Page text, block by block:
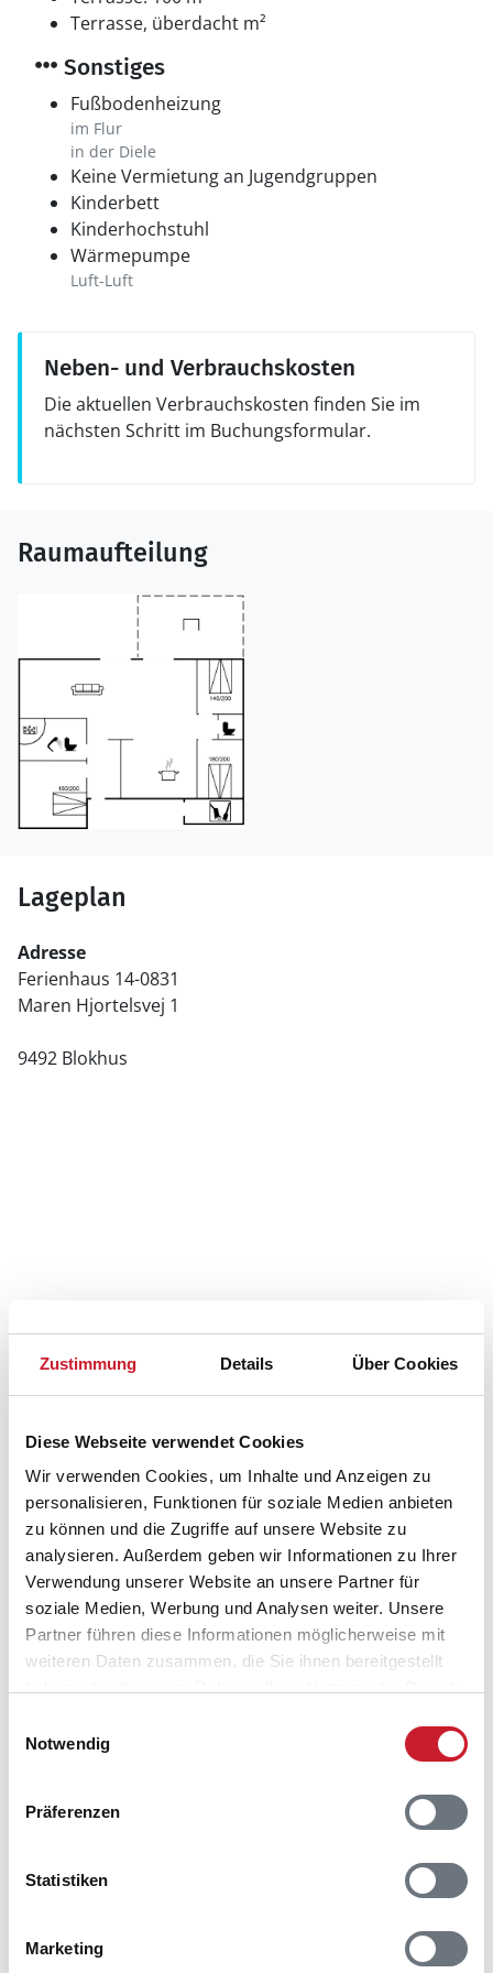
Zustimmung Details Über Cookies
Diese Webseite verwendet Cookies
Wir verwenden Cookies, um Inhalte und Anzeigen zu
personalisieren, Funktionen für soziale Medien anbieten
zu können und die Zugriffe auf unsere Website zu
analysieren. Außerdem geben wir Informationen zu Ihrer
Verwendung unserer Website an unsere Partner für
soziale Medien, Werbung und Analysen weiter. Unsere
Partner führen diese Informationen möglicherweise mit
weiteren Daten zusammen, die Sie ihnen bereitgestellt
Notwendig
Präferenzen
Statistiken
Marketing
Terrasse, überdacht m²
Sonstiges
Fußbodenheizung
im Flur
in der Diele
Keine Vermietung an Jugendgruppen
Kinderbett
Kinderhochstuhl
Wärmepumpe
Luft-Luft
Neben- und Verbrauchskosten
Die aktuellen Verbrauchskosten finden Sie im
nächsten Schritt im Buchungsformular.
Raumaufteilung
Lageplan
Adresse
Ferienhaus 14-0831
Maren Hjortelsvej 1
9492 Blokhus
Belegungskalender
Reisedauer auswählen
Anzahl Reisende auswählen
Anreisetag im Belegungskalender anklicken
Sie bekommen Verfügbarkeit und Preis angezeigt
Reisezeitraumes auch Änderungen bei der
Hausbeschreibung und/oder der Ausstattung ergeben
10 11
12